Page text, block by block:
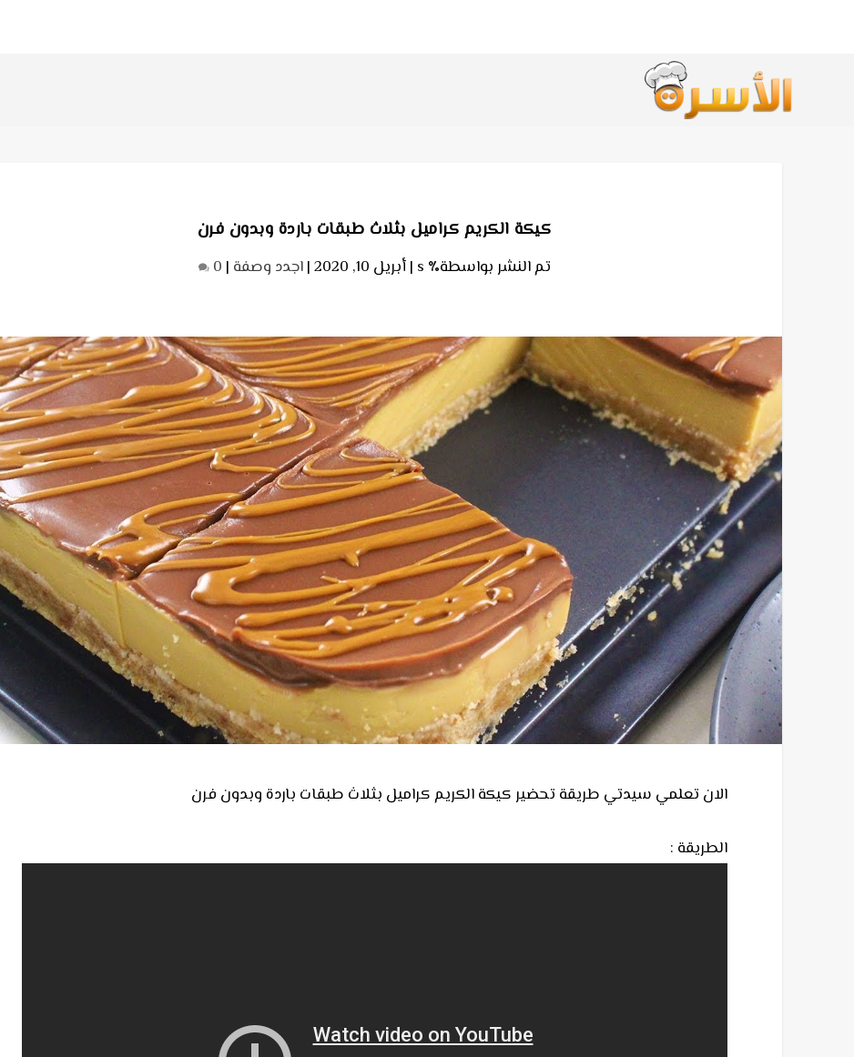
كيكة الكريم كراميل بثلاث طبقات باردة وبدون فرن
تم النشر بواسطة٪ s | أبريل 10, 2020 |اجدد وصفة |
0
الان تعلمي سيدتي طريقة تحضير كيكة الكريم كراميل بثلاث طبقات باردة وبدون فرن
الطريقة :